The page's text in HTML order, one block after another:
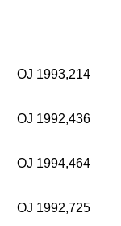
OJ 1993,214
OJ 1992,436
OJ 1994,464
OJ 1992,725